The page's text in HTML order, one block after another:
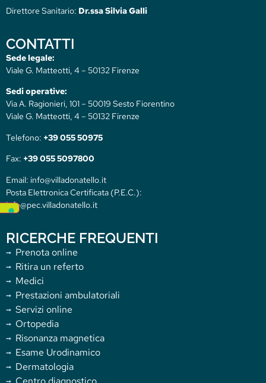
Direttore Sanitario: Dr.ssa Silvia Galli
CONTATTI
Sede legale:
Viale G. Matteotti, 4 – 50132 Firenze
Sedi operative:
Via A. Ragionieri, 101 – 50019 Sesto Fiorentino
Viale G. Matteotti, 4 – 50132 Firenze
Telefono: +39 055 50975
Fax: +39 055 5097800
Email: info@villadonatello.it
Posta Elettronica Certificata (P.E.C.):
info@pec.villadonatello.it
RICERCHE FREQUENTI
Prenota online
Ritira un referto
Medici
Prestazioni ambulatoriali
Servizi online
Ortopedia
Risonanza magnetica
Esame Urodinamico
Dermatologia